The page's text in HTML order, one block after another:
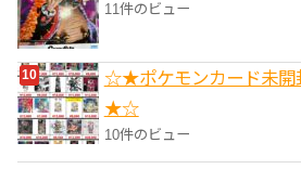
11件のビュー
☆★ポケモンカード未開
★☆
10件のビュー